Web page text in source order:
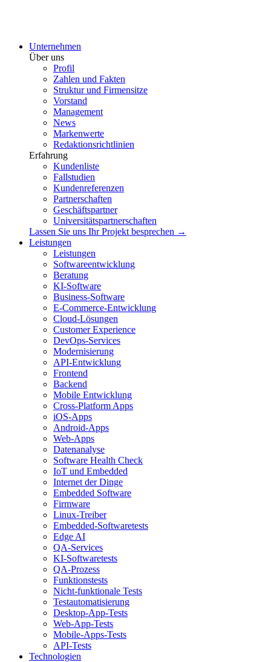
Unternehmen
Über uns
Profil
Zahlen und Fakten
Struktur und Firmensitze
Vorstand
Management
News
Markenwerte
Redaktionsrichtlinien
Erfahrung
Kundenliste
Fallstudien
Kundenreferenzen
Partnerschaften
Geschäftspartner
Universitätspartnerschaften
Lassen Sie uns Ihr Projekt besprechen →
Leistungen
Leistungen
Softwareentwicklung
Beratung
KI-Software
Business-Software
E-Commerce-Entwicklung
Cloud-Lösungen
Customer Experience
DevOps-Services
Modernisierung
API-Entwicklung
Frontend
Backend
Mobile Entwicklung
Cross-Platform Apps
iOS-Apps
Android-Apps
Web-Apps
Datenanalyse
Software Health Check
IoT und Embedded
Internet der Dinge
Embedded Software
Firmware
Linux-Treiber
Embedded-Softwaretests
Edge AI
QA-Services
KI-Softwaretests
QA-Prozess
Funktionstests
Nicht-funktionale Tests
Testautomatisierung
Desktop-App-Tests
Web-App-Tests
Mobile-Apps-Tests
API-Tests
Technologien